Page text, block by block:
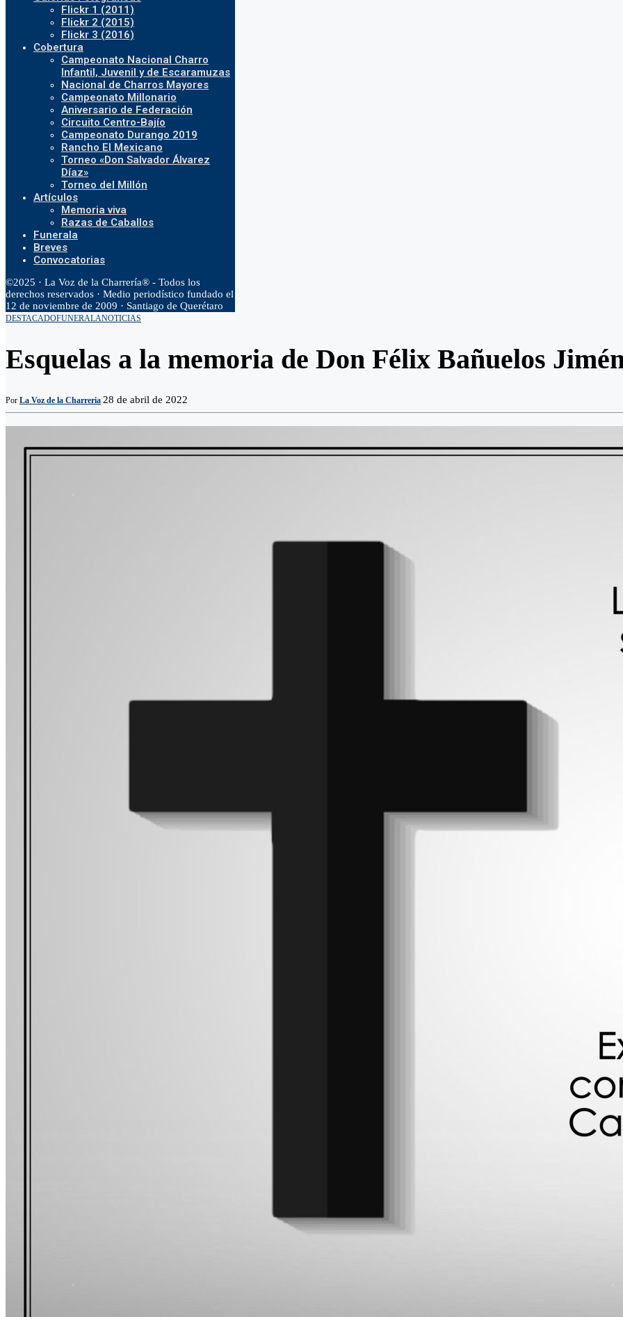
Flickr 1 (2011)
Flickr 2 (2015)
Flickr 3 (2016)
Cobertura
Campeonato Nacional Charro
Infantil, Juvenil y de Escaramuzas
Nacional de Charros Mayores
Campeonato Millonario
Aniversario de Federación
Circuito Centro-Bajío
Campeonato Durango 2019
Rancho El Mexicano
Torneo «Don Salvador Álvarez
Díaz»
Torneo del Millón
Artículos
Memoria viva
Razas de Caballos
Funerala
Breves
Convocatorias
©2025 · La Voz de la Charrería® - Todos los
derechos reservados · Medio periodístico fundado el
12 de noviembre de 2009 · Santiago de Querétaro
DESTACADOFUNERALANOTICIAS
Esquelas a la memoria de Don Félix Bañuelos
Por La Voz de la Charreria 28 de abril de 2022